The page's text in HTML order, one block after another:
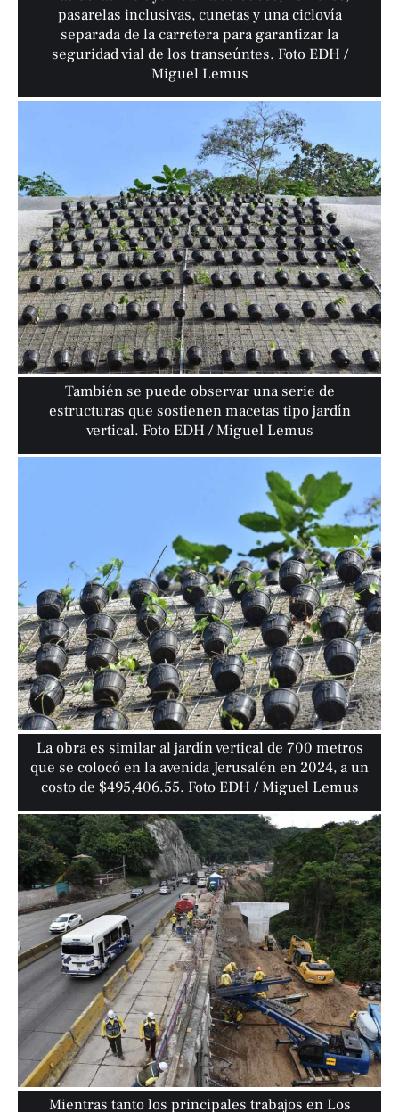
pasarelas inclusivas, cunetas y una ciclovía
separada de la carretera para garantizar la
seguridad vial de los transeúntes. Foto EDH /
Miguel Lemus
También se puede observar una serie de
estructuras que sostienen macetas tipo jardín
vertical. Foto EDH / Miguel Lemus
La obra es similar al jardín vertical de 700 metros
que se colocó en la avenida Jerusalén en 2024, a un
costo de $495,406.55. Foto EDH / Miguel Lemus
Mientras tanto los principales trabajos en Los